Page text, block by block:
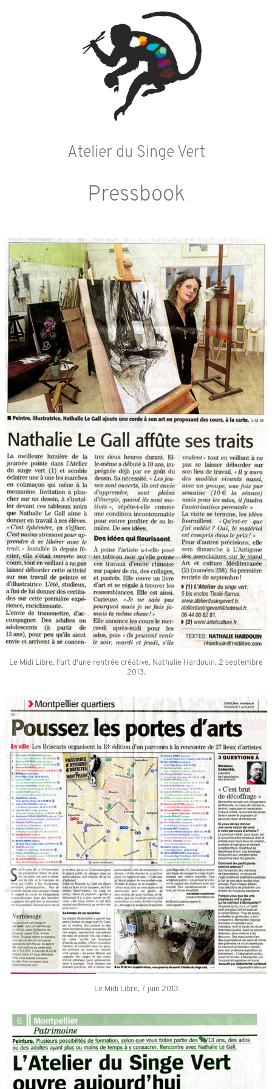
Atelier du Singe Vert
Pressbook
Le Midi Libre, l'art d'une rentrée créative, Nathalie Hardouin, 2 septembre
2013.
Le Midi Libre, 7 juin 2013